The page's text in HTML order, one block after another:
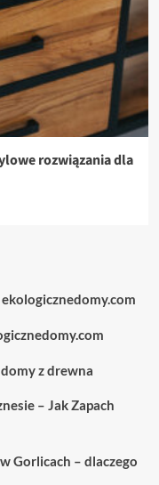
rozwiązania dla
z drewna
– Jak Zapach
Gorlicach – dlaczego